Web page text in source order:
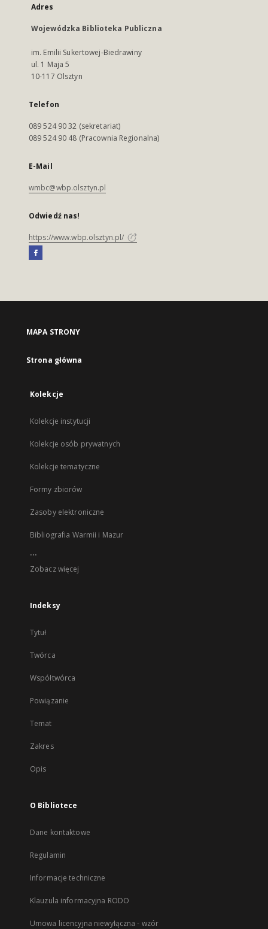
Adres
Wojewódzka Biblioteka Publiczna
im. Emilii Sukertowej-Biedrawiny
ul. 1 Maja 5
10-117 Olsztyn
Telefon
089 524 90 32 (sekretariat)
089 524 90 48 (Pracownia Regionalna)
E-Mail
wmbc@wbp.olsztyn.pl
Odwiedź nas!
https://www.wbp.olsztyn.pl/
MAPA STRONY
Strona główna
Kolekcje
Kolekcje instytucji
Kolekcje osób prywatnych
Kolekcje tematyczne
Formy zbiorów
Zasoby elektroniczne
Bibliografia Warmii i Mazur
...
Zobacz więcej
Indeksy
Tytuł
Twórca
Współtwórca
Powiązanie
Temat
Zakres
Opis
O Bibliotece
Dane kontaktowe
Regulamin
Informacje techniczne
Klauzula informacyjna RODO
Umowa licencyjna niewyłączna - wzór